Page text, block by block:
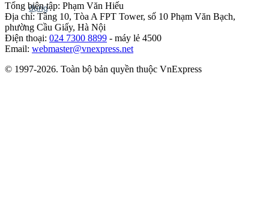
Tổng biên tập: Phạm Văn Hiếu
Địa chỉ: Tầng 10, Tòa A FPT Tower, số 10 Phạm Văn Bạch,
phường Cầu Giấy, Hà Nội
Điện thoại: 024 7300 8899 - máy lẻ 4500
Email: webmaster@vnexpress.net
© 1997-2026. Toàn bộ bản quyền thuộc VnExpress